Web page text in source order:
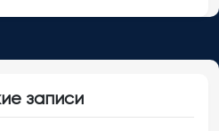
записи